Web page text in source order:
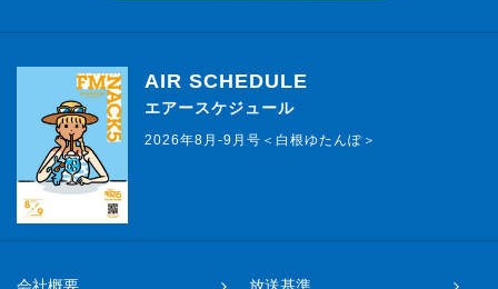
AIR SCHEDULE
エアースケジュール
2026年8月-9月号＜白根ゆたんぽ＞
会社概要 放送基準